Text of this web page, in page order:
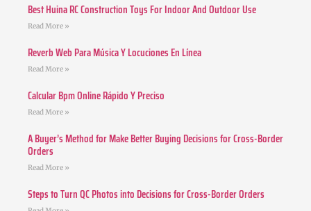
Best Huina RC Construction Toys For Indoor And Outdoor Use
Read More »
Reverb Web Para Música Y Locuciones En Línea
Read More »
Calcular Bpm Online Rápido Y Preciso
Read More »
A Buyer’s Method for Make Better Buying Decisions for Cross-Border
Orders
Read More »
Steps to Turn QC Photos into Decisions for Cross-Border Orders